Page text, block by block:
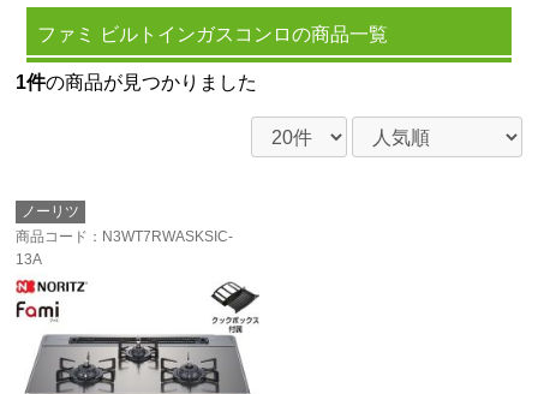
ファミ ビルトインガスコンロの商品一覧
1件の商品が見つかりました
ノーリツ
商品コード ：N3WT7RWASKSIC-
13A